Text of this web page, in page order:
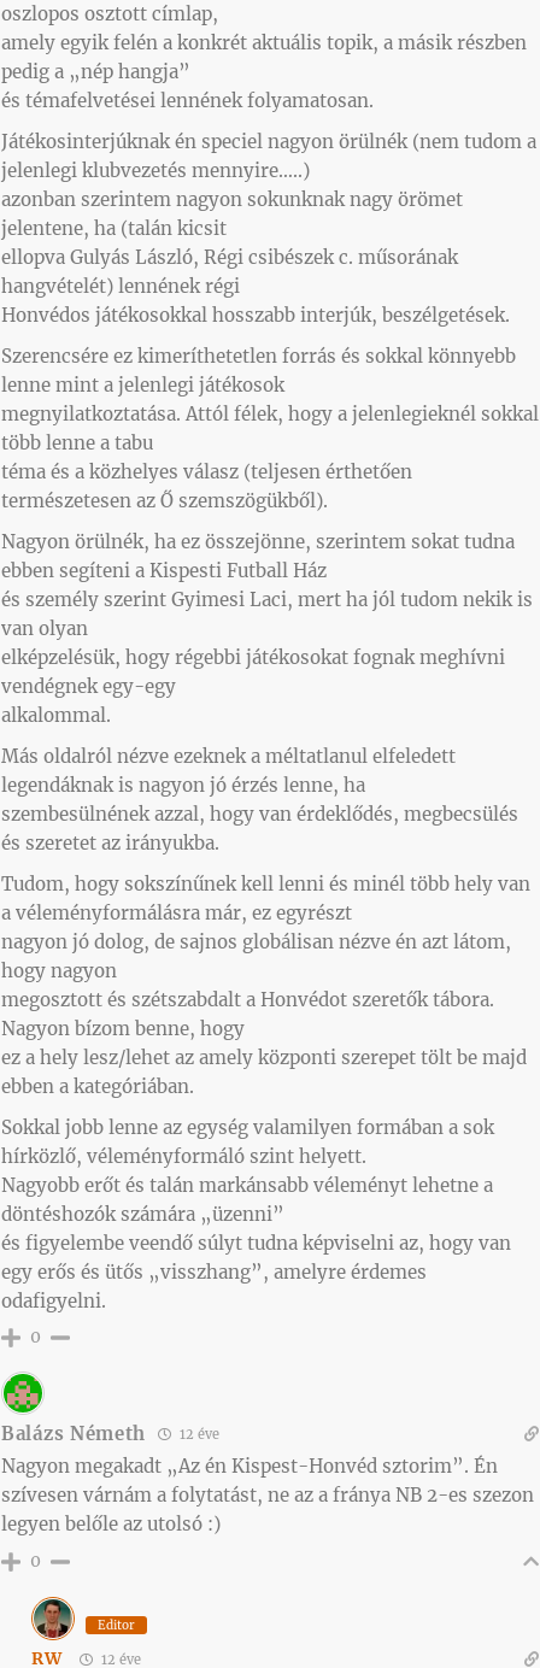
oszlopos osztott címlap,
amely egyik felén a konkrét aktuális topik, a másik részben
pedig a „nép hangja”
és témafelvetései lennének folyamatosan.
Játékosinterjúknak én speciel nagyon örülnék (nem tudom a
jelenlegi klubvezetés mennyire…..)
azonban szerintem nagyon sokunknak nagy örömet
jelentene, ha (talán kicsit
ellopva Gulyás László, Régi csibészek c. műsorának
hangvételét) lennének régi
Honvédos játékosokkal hosszabb interjúk, beszélgetések.
Szerencsére ez kimeríthetetlen forrás és sokkal könnyebb
lenne mint a jelenlegi játékosok
megnyilatkoztatása. Attól félek, hogy a jelenlegieknél sokkal
több lenne a tabu
téma és a közhelyes válasz (teljesen érthetően
természetesen az Ő szemszögükből).
Nagyon örülnék, ha ez összejönne, szerintem sokat tudna
ebben segíteni a Kispesti Futball Ház
és személy szerint Gyimesi Laci, mert ha jól tudom nekik is
van olyan
elképzelésük, hogy régebbi játékosokat fognak meghívni
vendégnek egy-egy
alkalommal.
Más oldalról nézve ezeknek a méltatlanul elfeledett
legendáknak is nagyon jó érzés lenne, ha
szembesülnének azzal, hogy van érdeklődés, megbecsülés
és szeretet az irányukba.
Tudom, hogy sokszínűnek kell lenni és minél több hely van
a véleményformálásra már, ez egyrészt
nagyon jó dolog, de sajnos globálisan nézve én azt látom,
hogy nagyon
megosztott és szétszabdalt a Honvédot szeretők tábora.
Nagyon bízom benne, hogy
ez a hely lesz/lehet az amely központi szerepet tölt be majd
ebben a kategóriában.
Sokkal jobb lenne az egység valamilyen formában a sok
hírközlő, véleményformáló szint helyett.
Nagyobb erőt és talán markánsabb véleményt lehetne a
döntéshozók számára „üzenni”
és figyelembe veendő súlyt tudna képviselni az, hogy van
egy erős és ütős „visszhang”, amelyre érdemes
odafigyelni.
0
Balázs Németh 12 éve
Nagyon megakadt „Az én Kispest-Honvéd sztorim”. Én
szívesen várnám a folytatást, ne az a fránya NB 2-es szezon
legyen belőle az utolsó :)
0
Editor
RW 12 éve